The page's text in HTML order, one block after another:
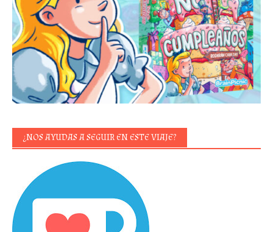
¿NOS AYUDAS A SEGUIR EN ESTE VIAJE?